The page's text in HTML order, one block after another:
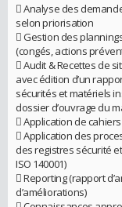
 Analyse des
selon priorisation
 Gestion des
(congés, actions
 Audit & Recettes de
avec édition d’un
sécurités et matériels
dossier d’ouvrage du
 Application de
 Application des
des registres sécurité
ISO 140001)
 Reporting (rapport
d’améliorations)